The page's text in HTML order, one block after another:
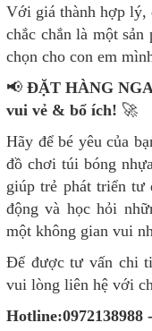
Với giá thành hợp lý,
chắc chắn là một sản
chọn cho con em
📢ĐẶT HÀNG
vui vẻ & bổ ích! 🚀
Hãy để bé yêu của
đồ chơi túi bóng
giúp trẻ phát triển tư
động và học hỏi
một không gian vui
Để được tư vấn chi
vui lòng liên hệ với
Hotline:0972138988